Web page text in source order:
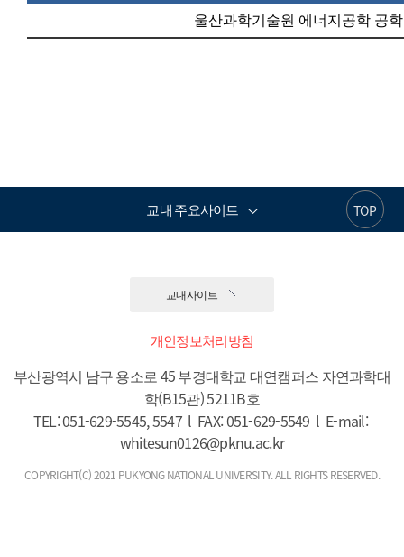
울산과학기술원 에너지공학 공
TOP
교내 주요사이트
교내사이트
개인정보처리방침
부산광역시 남구 용소로 45 부경대학교 대연캠퍼스 자연과학대
학(B15관) 5211B호
TEL: 051-629-5545, 5547  l  FAX: 051-629-5549  l  E-mail:
whitesun0126@pknu.ac.kr
COPYRIGHT(C) 2021 PUKYONG NATIONAL UNIVERSITY. ALL RIGHTS RESERVED.